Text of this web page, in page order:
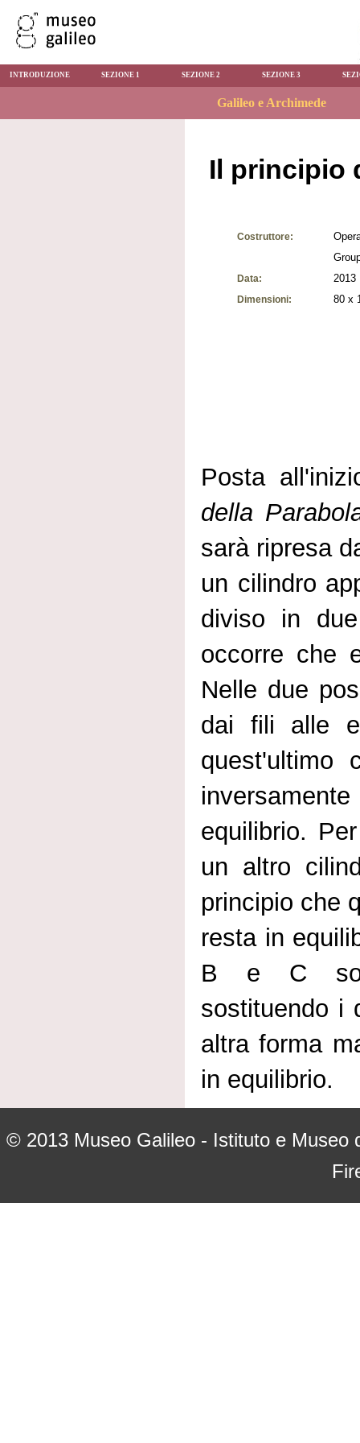
INTRODUZIONE SEZIONE 1 SEZIONE 2 SEZIONE 3
Il principio
Costruttore:
Data: 2013
Dimensioni: 80 x
Posta
della
sarà ripresa
un cilindro
diviso in
occorre che
Nelle due
dai fili alle
quest'ultimo
equilibrio.
un altro
principio che
resta in
B e C
sostituendo i
altra forma
in equilibrio.
© 2013 Museo Galileo - Istituto e Museo